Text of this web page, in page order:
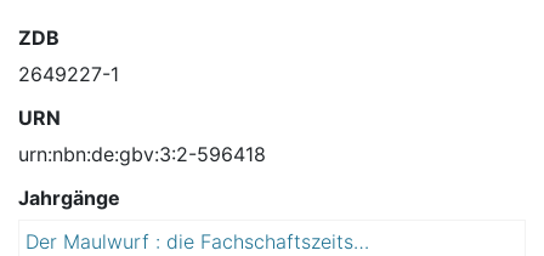
ZDB
2649227-1
URN
urn:nbn:de:gbv:3:2-596418
Jahrgänge
Der Maulwurf : die Fachschaftszeitschrift der Biologie